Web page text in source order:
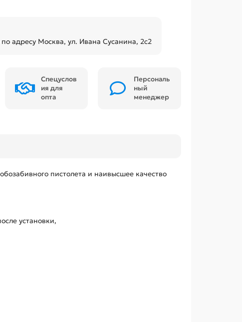
по адресу Москва, ул. Ивана Сусанина, 2с2
Спецуслов
ия для
опта
Персональ
ный
менеджер
пистолета и наивысшее качество
установки,